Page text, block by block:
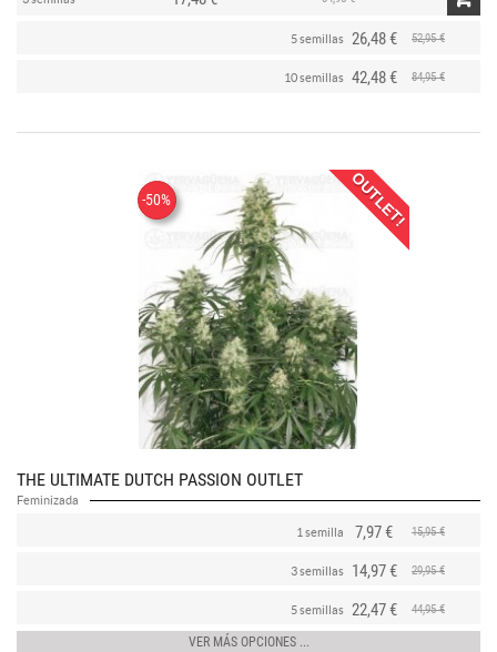
5 semillas 26,48 € 52,95 €
10 semillas 42,48 € 84,95 €
-50% OUTLET!
THE ULTIMATE DUTCH PASSION OUTLET
Feminizada
1 semilla 7,97 € 15,95 €
3 semillas 14,97 € 29,95 €
5 semillas 22,47 € 44,95 €
VER MÁS OPCIONES ...